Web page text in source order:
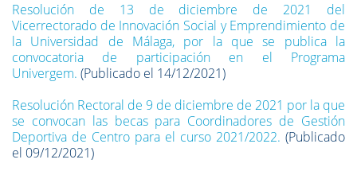
Resolución de 13 de diciembre de 2021 del
Vicerrectorado de Innovación Social y Emprendimiento de
la Universidad de Málaga, por la que se publica la
convocatoria de participación en el Programa
Univergem. (Publicado el 14/12/2021)
Resolución Rectoral de 9 de diciembre de 2021 por la que
se convocan las becas para Coordinadores de Gestión
Deportiva de Centro para el curso 2021/2022. (Publicado
el 09/12/2021)